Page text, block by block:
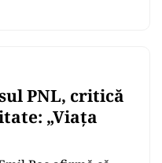
PNL, critică
„Viața